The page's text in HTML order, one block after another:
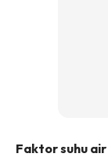
Faktor suhu air